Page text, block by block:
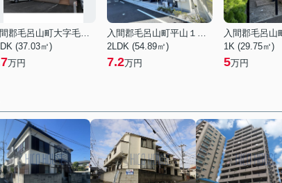
入間郡毛呂山町大字毛呂本郷
(37.03㎡)
万円
入間郡毛呂山町平山１丁目
2LDK (54.89㎡)
7.2万円
1K (29.75㎡)
5万円